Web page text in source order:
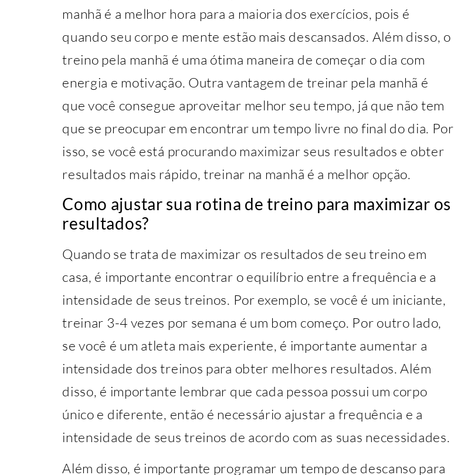
manhã é a melhor hora para a maioria dos exercícios, pois é
quando seu corpo e mente estão mais descansados. Além disso, o
treino pela manhã é uma ótima maneira de começar o dia com
energia e motivação. Outra vantagem de treinar pela manhã é
que você consegue aproveitar melhor seu tempo, já que não tem
que se preocupar em encontrar um tempo livre no final do dia. Por
isso, se você está procurando maximizar seus resultados e obter
resultados mais rápido, treinar na manhã é a melhor opção.
Como ajustar sua rotina de treino para maximizar os
resultados?
Quando se trata de maximizar os resultados de seu treino em
casa, é importante encontrar o equilíbrio entre a frequência e a
intensidade de seus treinos. Por exemplo, se você é um iniciante,
treinar 3-4 vezes por semana é um bom começo. Por outro lado,
se você é um atleta mais experiente, é importante aumentar a
intensidade dos treinos para obter melhores resultados. Além
disso, é importante lembrar que cada pessoa possui um corpo
único e diferente, então é necessário ajustar a frequência e a
intensidade de seus treinos de acordo com as suas necessidades.
Além disso, é importante programar um tempo de descanso para